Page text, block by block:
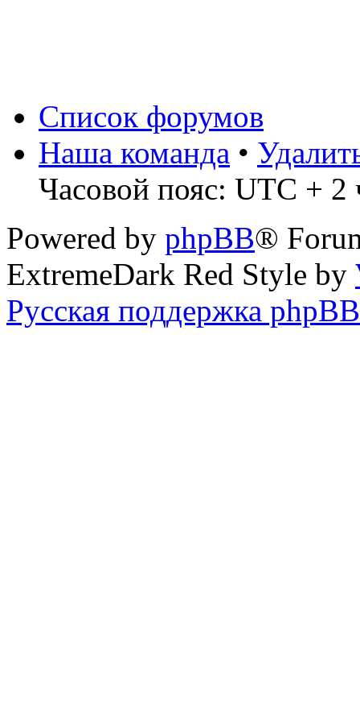
Список форумов
Наша команда •
Часовой пояс: UTC + 2
Powered by phpBB®
ExtremeDark Red Style by
Русская поддержка phpBB